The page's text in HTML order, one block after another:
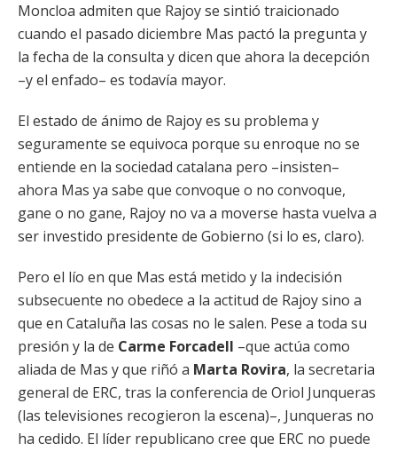
Moncloa admiten que Rajoy se sintió traicionado
cuando el pasado diciembre Mas pactó la pregunta y
la fecha de la consulta y dicen que ahora la decepción
–y el enfado– es todavía mayor.
El estado de ánimo de Rajoy es su problema y
seguramente se equivoca porque su enroque no se
entiende en la sociedad catalana pero –insisten–
ahora Mas ya sabe que convoque o no convoque,
gane o no gane, Rajoy no va a moverse hasta vuelva a
ser investido presidente de Gobierno (si lo es, claro).
Pero el lío en que Mas está metido y la indecisión
subsecuente no obedece a la actitud de Rajoy sino a
que en Cataluña las cosas no le salen. Pese a toda su
presión y la de Carme Forcadell –que actúa como
aliada de Mas y que riñó a Marta Rovira, la secretaria
general de ERC, tras la conferencia de Oriol Junqueras
(las televisiones recogieron la escena)–, Junqueras no
ha cedido. El líder republicano cree que ERC no puede